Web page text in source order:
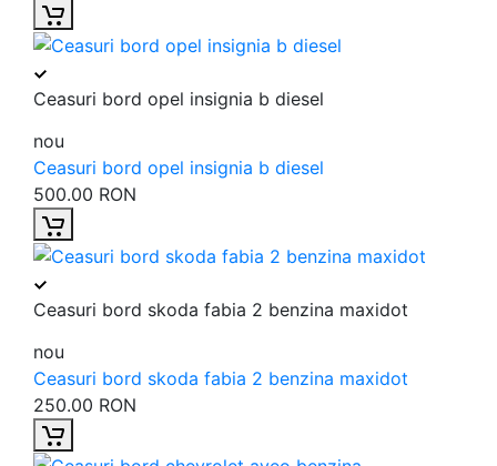
Ceasuri bord opel insignia b diesel
nou
Ceasuri bord opel insignia b diesel
500.00 RON
Ceasuri bord skoda fabia 2 benzina maxidot
nou
Ceasuri bord skoda fabia 2 benzina maxidot
250.00 RON